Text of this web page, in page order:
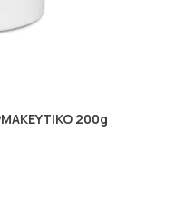
200g